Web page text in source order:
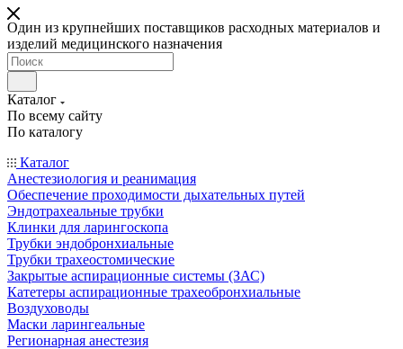
Один из крупнейших поставщиков расходных материалов и
изделий медицинского назначения
Каталог
По всему сайту
По каталогу
Каталог
Анестезиология и реанимация
Обеспечение проходимости дыхательных путей
Эндотрахеальные трубки
Клинки для ларингоскопа
Трубки эндобронхиальные
Трубки трахеостомические
Закрытые аспирационные системы (ЗАС)
Катетеры аспирационные трахеобронхиальные
Воздуховоды
Маски ларингеальные
Регионарная анестезия